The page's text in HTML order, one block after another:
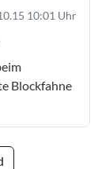
10:01 Uhr
Blockfahne